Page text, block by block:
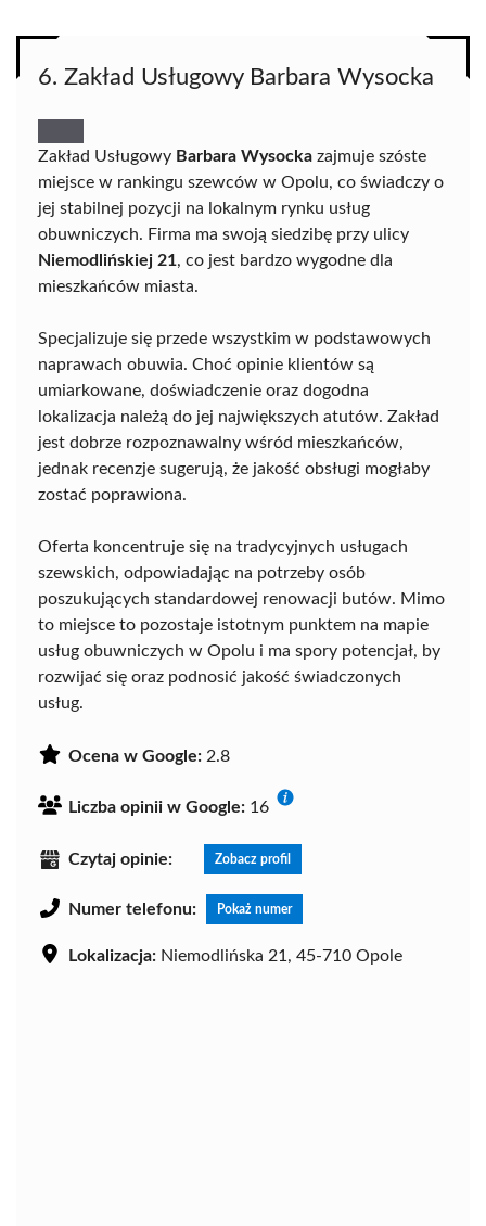
6. Zakład Usługowy Barbara Wysocka
Zakład Usługowy Barbara Wysocka zajmuje szóste
miejsce w rankingu szewców w Opolu, co świadczy o
jej stabilnej pozycji na lokalnym rynku usług
obuwniczych. Firma ma swoją siedzibę przy ulicy
Niemodlińskiej 21, co jest bardzo wygodne dla
mieszkańców miasta.
Specjalizuje się przede wszystkim w podstawowych
naprawach obuwia. Choć opinie klientów są
umiarkowane, doświadczenie oraz dogodna
lokalizacja należą do jej największych atutów. Zakład
jest dobrze rozpoznawalny wśród mieszkańców,
jednak recenzje sugerują, że jakość obsługi mogłaby
zostać poprawiona.
Oferta koncentruje się na tradycyjnych usługach
szewskich, odpowiadając na potrzeby osób
poszukujących standardowej renowacji butów. Mimo
to miejsce to pozostaje istotnym punktem na mapie
usług obuwniczych w Opolu i ma spory potencjał, by
rozwijać się oraz podnosić jakość świadczonych
usług.
Ocena w Google: 2.8
Liczba opinii w Google: 16
Czytaj opinie: Zobacz profil
Numer telefonu: Pokaż numer
Lokalizacja: Niemodlińska 21, 45-710 Opole